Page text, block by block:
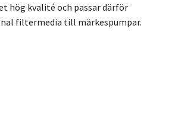
hög kvalité och passar därför
filtermedia till märkespumpar.